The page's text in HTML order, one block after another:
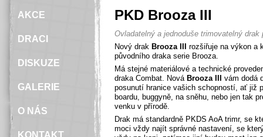
PKD Brooza III
Ovladatelný a jednoduše trimovatelný
Nový drak Brooza III
rozšiřuje na výkon a
původního draka serie Brooza.
Má stejné materiálové a technické
draka Combat. Nová Brooza III
vám dodá
posunutí hranice vašich schopností, ať již
boardu, buggyně, na sněhu, nebo jen tak
venku v přírodě.
Drak má standardně PKDS AoA trimr, se
moci vždy najít správné nastavení, se
AKCE
DRACI
DISKUZE
GALERIE
O NÁS
KONTAKT